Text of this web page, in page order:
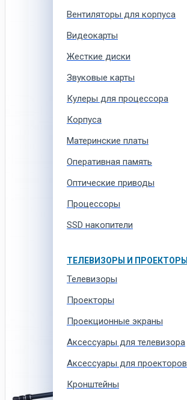
Вентиляторы для корпуса
Видеокарты
Жесткие диски
Звуковые карты
Кулеры для процессора
Корпуса
Материнские платы
Оперативная память
Оптические приводы
Процессоры
SSD накопители
ТЕЛЕВИЗОРЫ И ПРОЕКТОРЫ
Телевизоры
Проекторы
Проекционные экраны
Aксессуары для телевизора
Аксессуары для проекторов
Кронштейны